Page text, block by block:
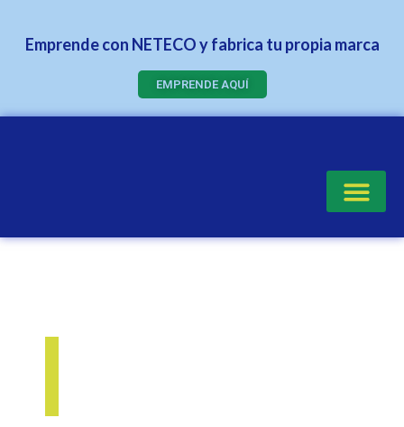
Emprende con NETECO y fabrica tu propia marca
EMPRENDE AQUÍ